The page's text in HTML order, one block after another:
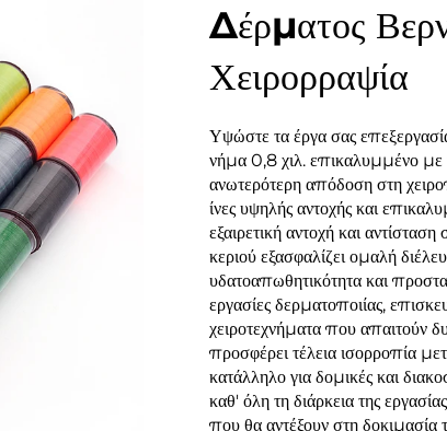
Δέρματος
Χειρορραψία
Υψώστε τα έργα σας
νήμα 0,8 χιλ. επικαλυμμένο με
ανωτερότερη απόδοση στη
ίνες υψηλής αντοχής και
εξαιρετική αντοχή και
κεριού εξασφαλίζει ομαλή
υδατοαπωθητικότητα και
εργασίες δερματοποιίας,
χειροτεχνήματα που απαιτούν
προσφέρει τέλεια ισορροπία
κατάλληλο για δομικές και
καθ' όλη τη διάρκεια της
που θα αντέξουν στη δοκιμασία